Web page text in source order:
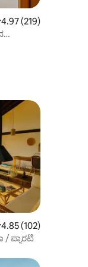
4.97 ಸರಾಸರಿ
4.97 (219)
4.85 ಸರಾಸರಿ
4.85 (102)
/ ಪ್ಯಾರಟಿ